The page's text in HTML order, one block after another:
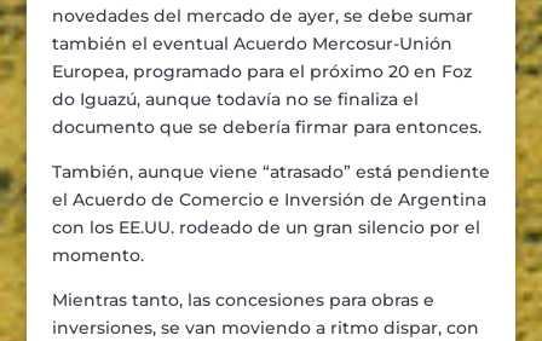
novedades del mercado de ayer, se debe sumar
también el eventual Acuerdo Mercosur-Unión
Europea, programado para el próximo 20 en Foz
do Iguazú, aunque todavía no se finaliza el
documento que se debería firmar para entonces.
También, aunque viene “atrasado” está pendiente
el Acuerdo de Comercio e Inversión de Argentina
con los EE.UU. rodeado de un gran silencio por el
momento.
Mientras tanto, las concesiones para obras e
inversiones, se van moviendo a ritmo dispar, con